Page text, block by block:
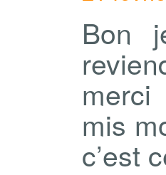
Bon
merci
mis
c’est